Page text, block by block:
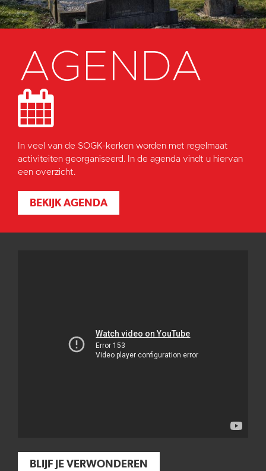
AGENDA
In veel van de SOGK-kerken worden met regelmaat
activiteiten georganiseerd. In de agenda vindt u hiervan
een overzicht.
BEKIJK AGENDA
BLIJF JE VERWONDEREN